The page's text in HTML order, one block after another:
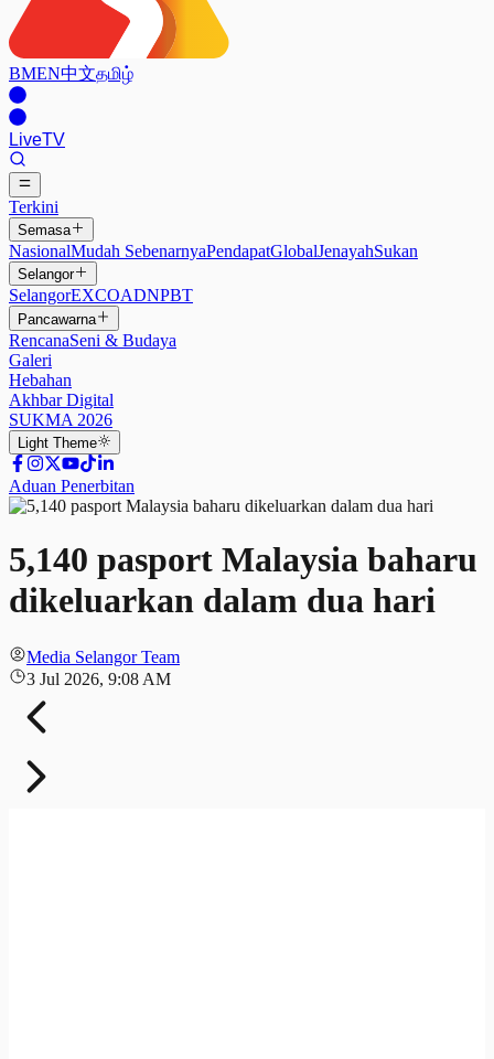
BMEN中文தமிழ்
LiveTV
Terkini
Semasa
NasionalMudah SebenarnyaPendapatGlobalJenayahSukan
Selangor
SelangorEXCOADNPBT
Pancawarna
RencanaSeni & Budaya
Galeri
Hebahan
Akhbar Digital
SUKMA 2026
Light Theme
Aduan Penerbitan
5,140 pasport Malaysia baharu
dikeluarkan dalam dua hari
Media Selangor Team
3 Jul 2026, 9:08 AM